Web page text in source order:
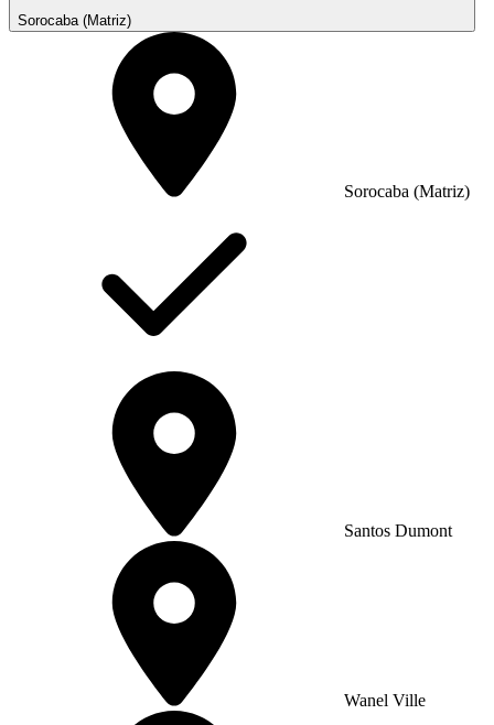
Sorocaba (Matriz)
Sorocaba (Matriz)
Santos Dumont
Wanel Ville